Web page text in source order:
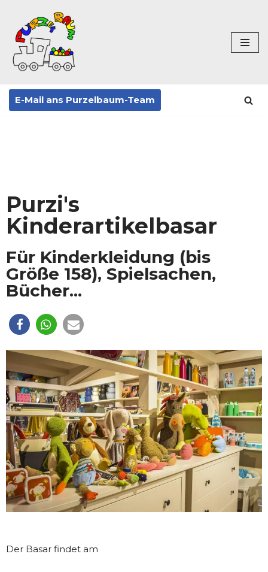
Zum
Inhalt
springen
E-Mail ans Purzelbaum-Team
Purzi's
Kinderartikelbasar
Für Kinderkleidung (bis
Größe 158), Spielsachen,
Bücher...
Der Basar findet am